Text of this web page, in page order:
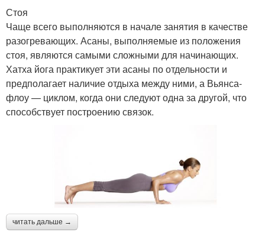
Стоя
Чаще всего выполняются в начале занятия в качестве
разогревающих. Асаны, выполняемые из положения
стоя, являются самыми сложными для начинающих.
Хатха йога практикует эти асаны по отдельности и
предполагает наличие отдыха между ними, а Вьянса-
флоу — циклом, когда они следуют одна за другой, что
способствует построению связок.
читать дальше →